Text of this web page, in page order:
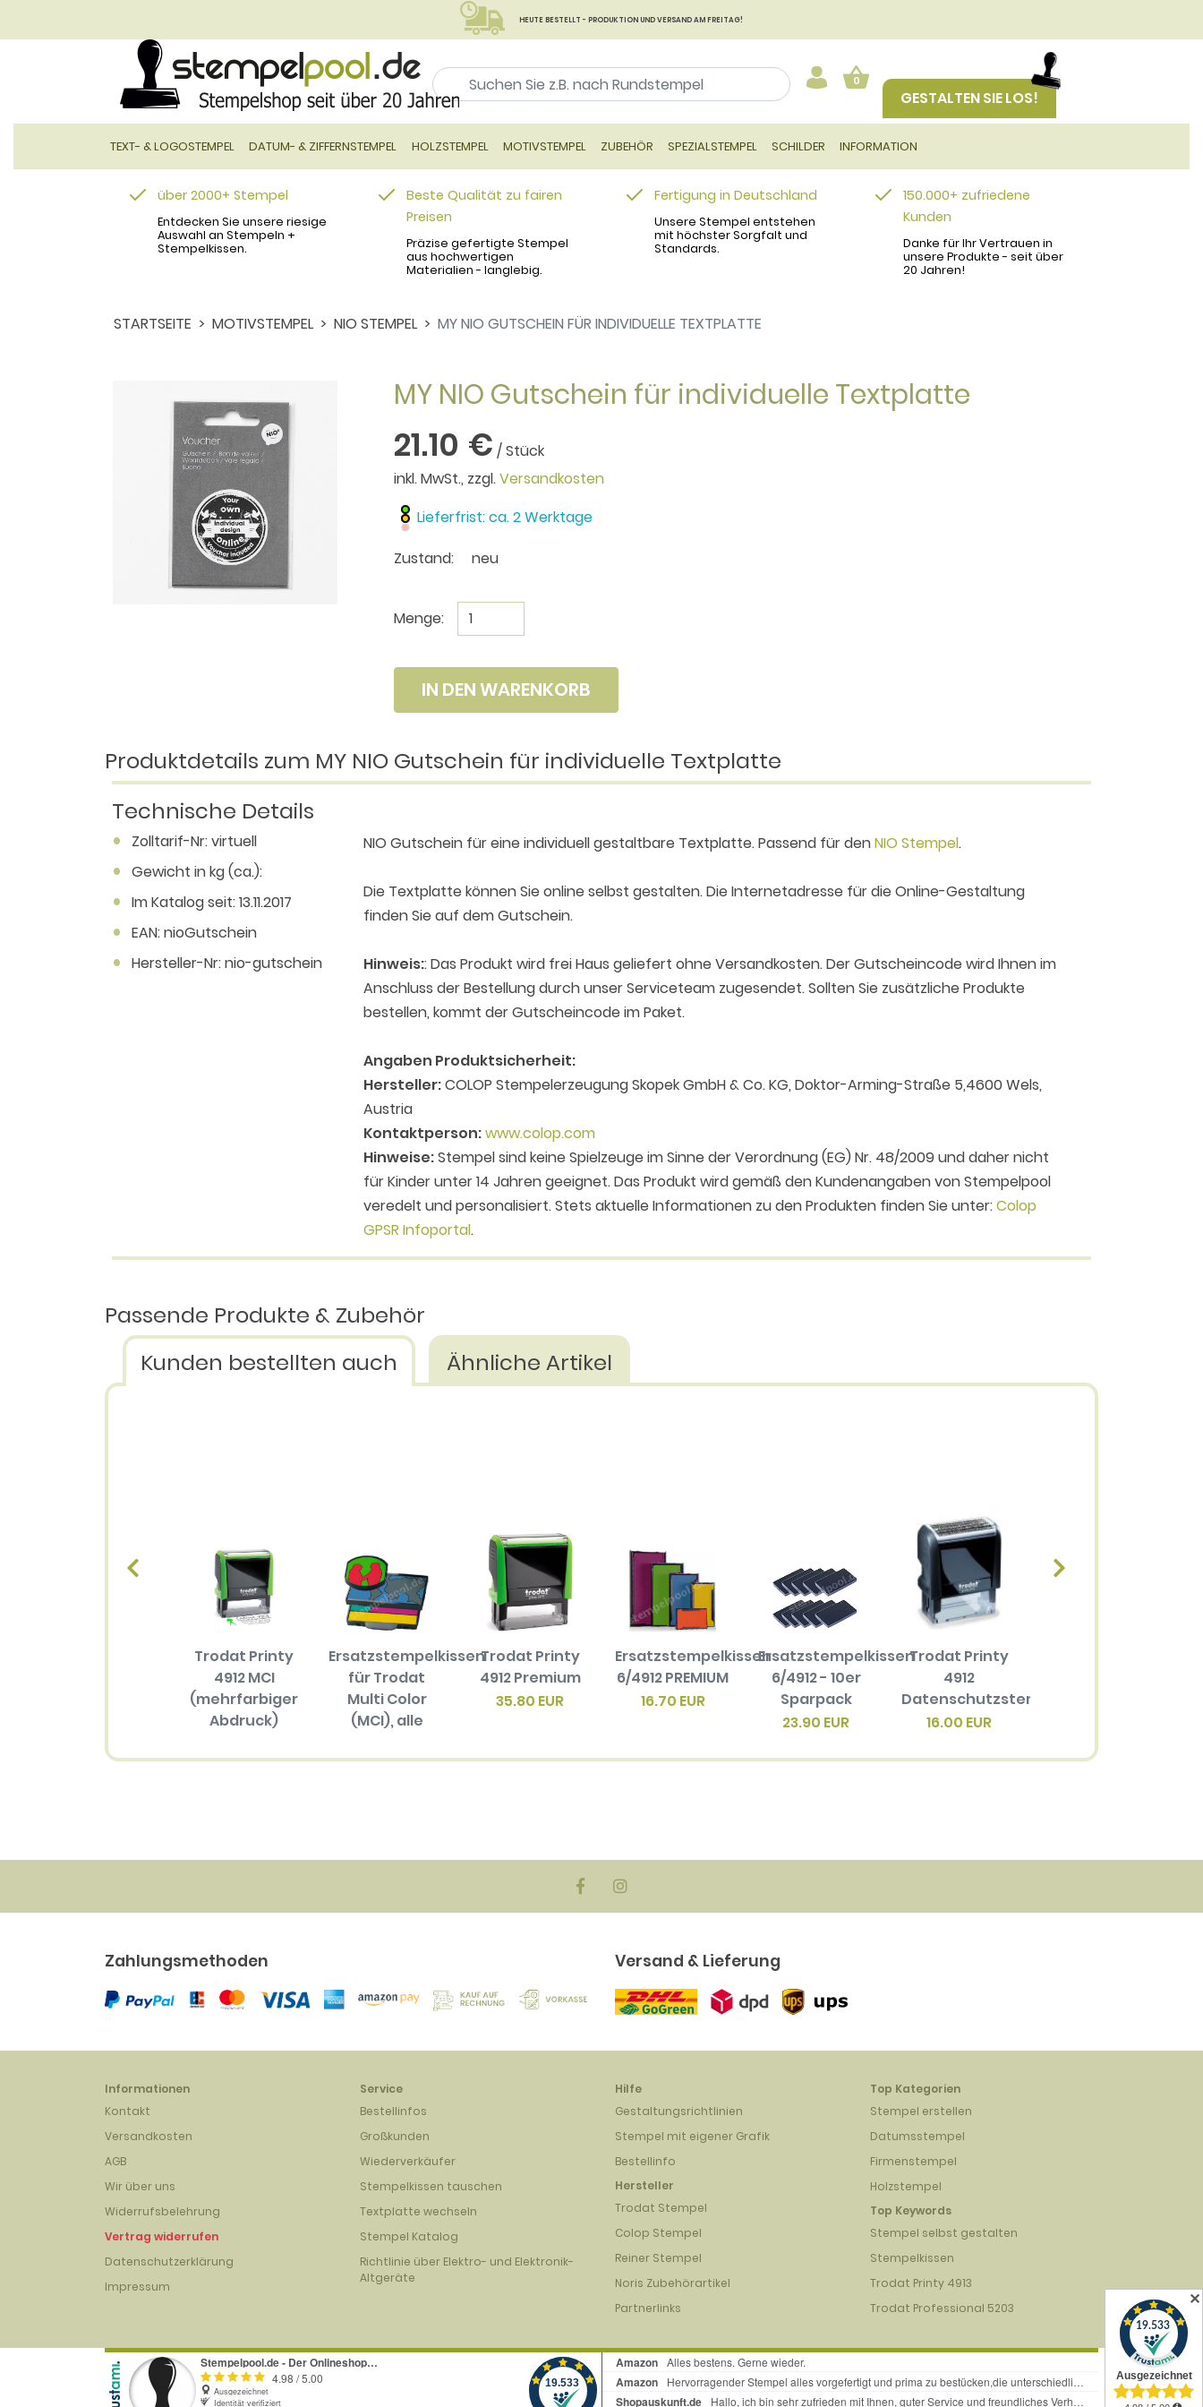
HEUTE BESTELLT - PRODUKTION UND VERSAND AM FREITAG!
0
GESTALTEN SIE LOS!
TEXT- & LOGOSTEMPEL DATUM- & ZIFFERNSTEMPEL HOLZSTEMPEL MOTIVSTEMPEL ZUBEHÖR SPEZIALSTEMPEL SCHILDER INFORMATION
über 2000+ Stempel
Entdecken Sie unsere riesige
Auswahl an Stempeln +
Stempelkissen.
Beste Qualität zu fairen
Preisen
Präzise gefertigte Stempel
aus hochwertigen
Materialien - langlebig.
Fertigung in Deutschland
Unsere Stempel entstehen
mit höchster Sorgfalt und
Standards.
150.000+ zufriedene
Kunden
Danke für Ihr Vertrauen in
unsere Produkte - seit über
20 Jahren!
STARTSEITE MOTIVSTEMPEL NIO STEMPEL MY NIO GUTSCHEIN FÜR INDIVIDUELLE TEXTPLATTE
MY NIO Gutschein für individuelle Textplatte
21.10 € / Stück
inkl. MwSt., zzgl.Versandkosten
Lieferfrist: ca. 2 Werktage
Zustand:
neu
Menge:
IN DEN WARENKORB
Produktdetails zum MY NIO Gutschein für individuelle Textplatte
Technische Details
Zolltarif-Nr: virtuell
Gewicht in kg (ca.):
Im Katalog seit: 13.11.2017
EAN: nioGutschein
Hersteller-Nr: nio-gutschein
NIO Gutschein für eine individuell gestaltbare Textplatte. Passend für denNIO Stempel.
Die Textplatte können Sie online selbst gestalten. Die Internetadresse für die Online-Gestaltung
finden Sie auf dem Gutschein.
Hinweis:: Das Produkt wird frei Haus geliefert ohne Versandkosten. Der Gutscheincode wird Ihnen im
Anschluss der Bestellung durch unser Serviceteam zugesendet. Sollten Sie zusätzliche Produkte
bestellen, kommt der Gutscheincode im Paket.
Angaben Produktsicherheit:
Hersteller:COLOP Stempelerzeugung Skopek GmbH & Co. KG, Doktor-Arming-Straße 5,4600 Wels,
Austria
Kontaktperson:www.colop.com
Hinweise:Stempel sind keine Spielzeuge im Sinne der Verordnung (EG) Nr. 48/2009 und daher nicht
für Kinder unter 14 Jahren geeignet. Das Produkt wird gemäß den Kundenangaben von Stempelpool
veredelt und personalisiert. Stets aktuelle Informationen zu den Produkten finden Sie unter:Colop
GPSR Infoportal.
Passende Produkte & Zubehör
Kunden bestellten auch
Ähnliche Artikel
Trodat Printy
4912 MCI
(mehrfarbiger
Abdruck)
Ersatzstempelkissen
für Trodat
Multi Color
(MCI), alle
(mehrfarbiger
Trodat Printy
4912 Premium
35.80 EUR
Ersatzstempelkissen
6/4912 PREMIUM
16.70 EUR
Ersatzstempelkissen
6/4912 - 10er
Sparpack
23.90 EUR
Trodat Printy
4912
Datenschutzstempel
16.00 EUR
Zahlungsmethoden Versand & Lieferung
Informationen
Kontakt
Versandkosten
AGB
Wir über uns
Widerrufsbelehrung
Vertrag widerrufen
Datenschutzerklärung
Impressum
Service
Bestellinfos
Großkunden
Wiederverkäufer
Stempelkissen tauschen
Textplatte wechseln
Stempel Katalog
Richtlinie über Elektro- und Elektronik-
Altgeräte
Hilfe
Gestaltungsrichtlinien
Stempel mit eigener Grafik
Bestellinfo
Hersteller
Trodat Stempel
Colop Stempel
Reiner Stempel
Noris Zubehörartikel
Partnerlinks
Top Kategorien
Stempel erstellen
Datumsstempel
Firmenstempel
Holzstempel
Top Keywords
Stempel selbst gestalten
Stempelkissen
Trodat Printy 4913
Trodat Professional 5203
✕